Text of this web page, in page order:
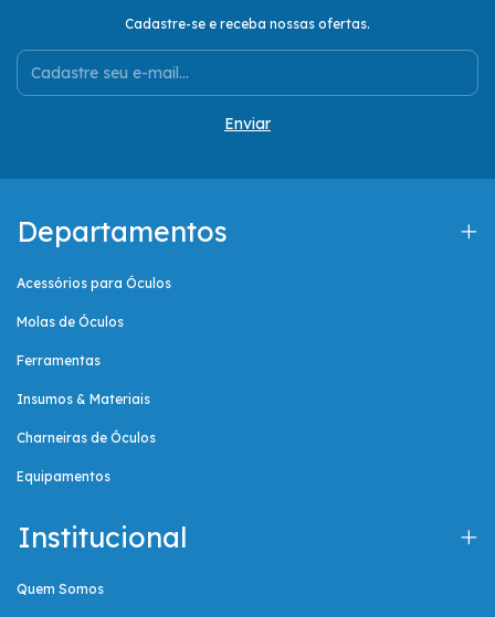
Cadastre-se e receba nossas ofertas.
Departamentos
Acessórios para Óculos
Molas de Óculos
Ferramentas
Insumos & Materiais
Charneiras de Óculos
Equipamentos
Institucional
Quem Somos